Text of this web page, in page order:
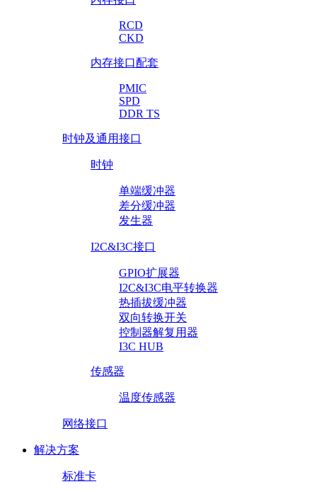
RCD
CKD
内存接口配套
PMIC
SPD
DDR TS
时钟及通用接口
时钟
单端缓冲器
差分缓冲器
发生器
I2C&I3C接口
GPIO扩展器
I2C&I3C电平转换器
热插拔缓冲器
双向转换开关
控制器解复用器
I3C HUB
传感器
温度传感器
网络接口
解决方案
标准卡